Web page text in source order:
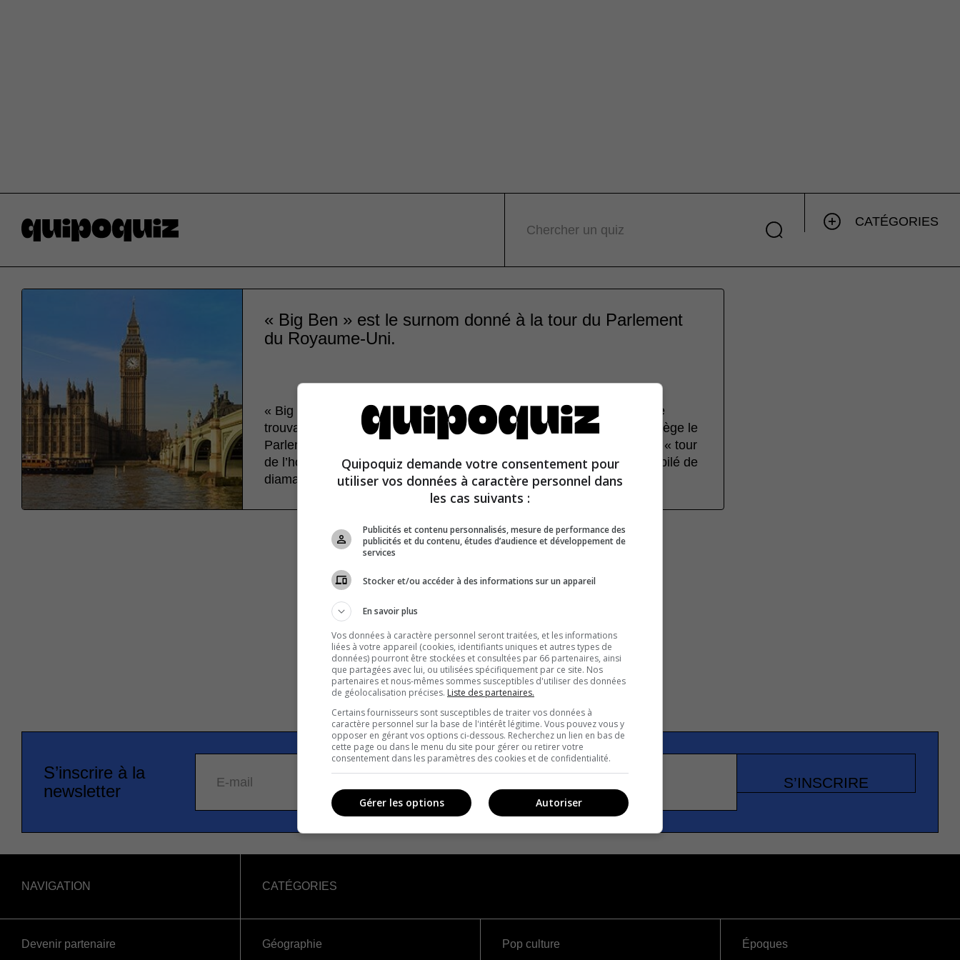
Chercher un quiz
CATÉGORIES
« Big Ben » est le surnom donné à la tour du Parlement
du Royaume-Uni.
« Big Ben » est le surnom donné à la grande cloche de 13,5 tonnes se
trouvant au sommet de la tour horloge du palais de Westminster, où siège le
Parlement du Royaume-Uni. Cette tour, autrefois simplement appelée « tour
de l’horloge », a été renommée « Elizabeth Tower » à l’occasion du jubilé de
diamant d’Elizabeth II en 2012.
S’inscrire à la
newsletter
E-mail S’INSCRIRE
NAVIGATION
Devenir partenaire
CATÉGORIES
Géographie
Pop culture
Époques
Quipoquiz demande votre consentement pour
utiliser vos données à caractère personnel dans
les cas suivants :
Publicités et contenu personnalisés, mesure de performance des
publicités et du contenu, études d’audience et développement de
services
Stocker et/ou accéder à des informations sur un appareil
En savoir plus
Vos données à caractère personnel seront traitées, et les informations
liées à votre appareil (cookies, identifiants uniques et autres types de
données) pourront être stockées et consultées par 66 partenaires, ainsi
que partagées avec lui, ou utilisées spécifiquement par ce site. Nos
partenaires et nous-mêmes sommes susceptibles d'utiliser des données
de géolocalisation précises. Liste des partenaires.
Certains fournisseurs sont susceptibles de traiter vos données à
caractère personnel sur la base de l'intérêt légitime. Vous pouvez vous y
opposer en gérant vos options ci-dessous. Recherchez un lien en bas de
cette page ou dans le menu du site pour gérer ou retirer votre
consentement dans les paramètres des cookies et de confidentialité.
Autoriser
Gérer les options